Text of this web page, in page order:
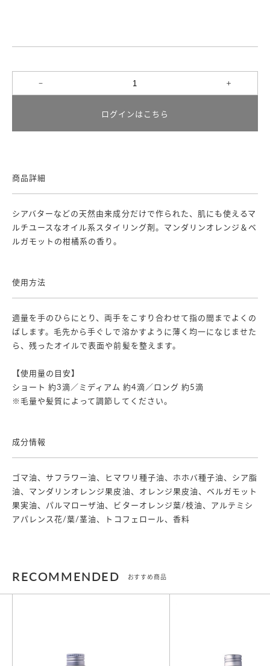
ログインはこちら
商品詳細
シアバターなどの天然由来成分だけで作られた、肌にも使えるマ
ルチユースなオイル系スタイリング剤。マンダリンオレンジ＆ベ
ルガモットの柑橘系の香り。
使用方法
適量を手のひらにとり、両手をこすり合わせて指の間までよくの
ばします。毛先から手ぐしで溶かすように薄く均一になじませた
ら、残ったオイルで表面や前髪を整えます。
【使用量の目安】
ショート 約3滴／ミディアム 約4滴／ロング 約5滴
※毛量や髪質によって調節してください。
成分情報
ゴマ油、サフラワー油、ヒマワリ種子油、ホホバ種子油、シア脂
油、マンダリンオレンジ果皮油、オレンジ果皮油、ベルガモット
果実油、パルマローザ油、ビターオレンジ葉/枝油、アルテミシ
アパレンス花/葉/茎油、トコフェロール、香料
RECOMMENDED おすすめ商品